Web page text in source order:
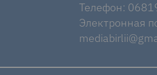
Телефон:
Электронная